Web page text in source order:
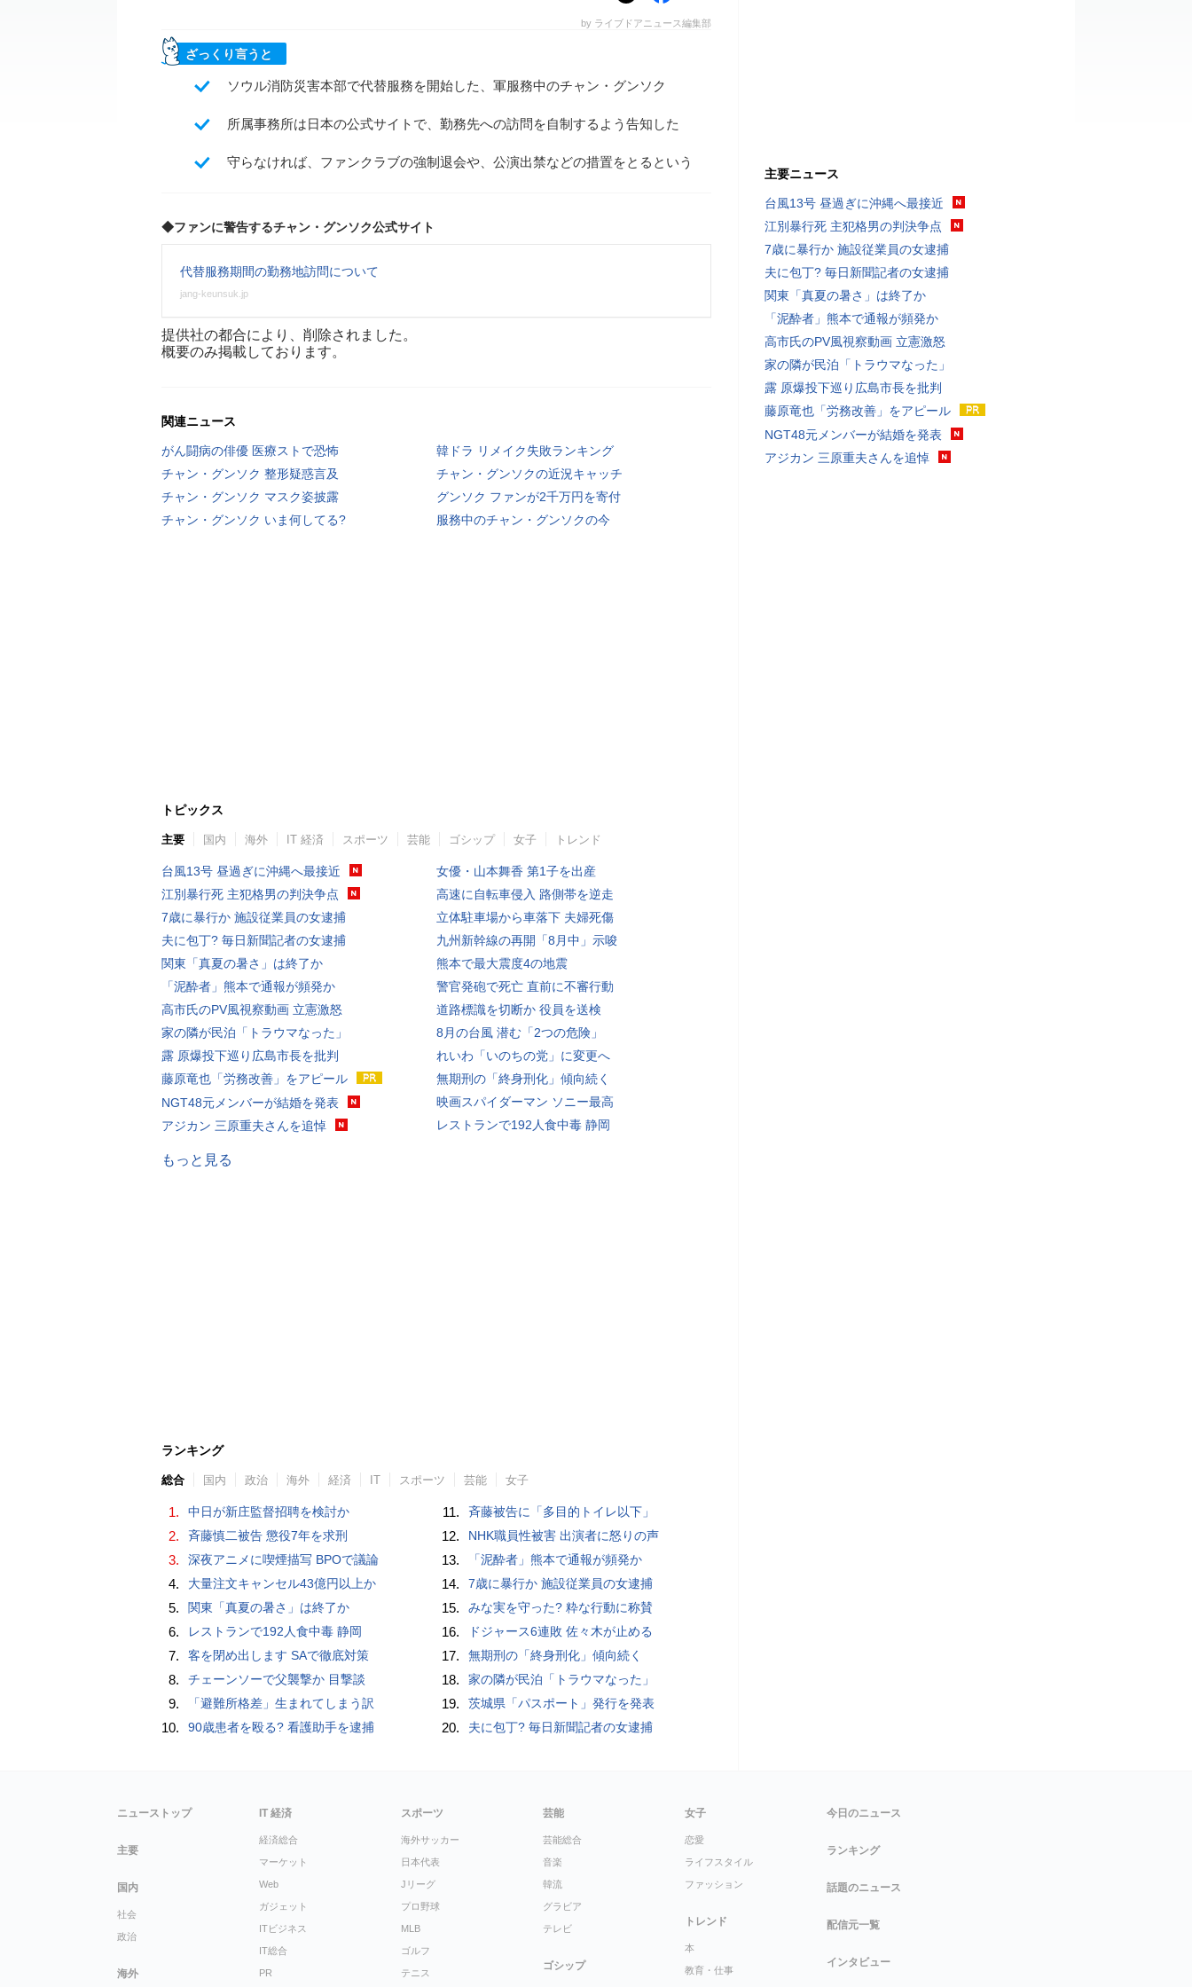
by ライブドアニュース編集部
ざっくり言うと
ソウル消防災害本部で代替服務を開始した、軍服務中のチャン・グンソク
所属事務所は日本の公式サイトで、勤務先への訪問を自制するよう告知した
守らなければ、ファンクラブの強制退会や、公演出禁などの措置をとるという
◆ファンに警告するチャン・グンソク公式サイト
代替服務期間の勤務地訪問について
jang-keunsuk.jp
提供社の都合により、削除されました。
概要のみ掲載しております。
関連ニュース
がん闘病の俳優 医療ストで恐怖
韓ドラ リメイク失敗ランキング
チャン・グンソク 整形疑惑言及
チャン・グンソクの近況キャッチ
チャン・グンソク マスク姿披露
グンソク ファンが2千万円を寄付
チャン・グンソク いま何してる?
服務中のチャン・グンソクの今
トピックス
主要 国内 海外 IT 経済 スポーツ 芸能 ゴシップ 女子 トレンド
台風13号 昼過ぎに沖縄へ最接近
江別暴行死 主犯格男の判決争点
7歳に暴行か 施設従業員の女逮捕
夫に包丁? 毎日新聞記者の女逮捕
関東「真夏の暑さ」は終了か
「泥酔者」熊本で通報が頻発か
高市氏のPV風視察動画 立憲激怒
家の隣が民泊「トラウマなった」
露 原爆投下巡り広島市長を批判
藤原竜也「労務改善」をアピール
NGT48元メンバーが結婚を発表
アジカン 三原重夫さんを追悼
女優・山本舞香 第1子を出産
高速に自転車侵入 路側帯を逆走
立体駐車場から車落下 夫婦死傷
九州新幹線の再開「8月中」示唆
熊本で最大震度4の地震
警官発砲で死亡 直前に不審行動
道路標識を切断か 役員を送検
8月の台風 潜む「2つの危険」
れいわ「いのちの党」に変更へ
無期刑の「終身刑化」傾向続く
映画スパイダーマン ソニー最高
レストランで192人食中毒 静岡
もっと見る
ランキング
総合 国内 政治 海外 経済 IT スポーツ 芸能 女子
1. 中日が新庄監督招聘を検討か
2. 斉藤慎二被告 懲役7年を求刑
3. 深夜アニメに喫煙描写 BPOで議論
4. 大量注文キャンセル43億円以上か
5. 関東「真夏の暑さ」は終了か
6. レストランで192人食中毒 静岡
7. 客を閉め出します SAで徹底対策
8. チェーンソーで父襲撃か 目撃談
9. 「避難所格差」生まれてしまう訳
10. 90歳患者を殴る? 看護助手を逮捕
11. 斉藤被告に「多目的トイレ以下」
12. NHK職員性被害 出演者に怒りの声
13. 「泥酔者」熊本で通報が頻発か
14. 7歳に暴行か 施設従業員の女逮捕
15. みな実を守った? 粋な行動に称賛
16. ドジャース6連敗 佐々木が止める
17. 無期刑の「終身刑化」傾向続く
18. 家の隣が民泊「トラウマなった」
19. 茨城県「パスポート」発行を発表
20. 夫に包丁? 毎日新聞記者の女逮捕
主要ニュース
台風13号 昼過ぎに沖縄へ最接近
江別暴行死 主犯格男の判決争点
7歳に暴行か 施設従業員の女逮捕
夫に包丁? 毎日新聞記者の女逮捕
関東「真夏の暑さ」は終了か
「泥酔者」熊本で通報が頻発か
高市氏のPV風視察動画 立憲激怒
家の隣が民泊「トラウマなった」
露 原爆投下巡り広島市長を批判
藤原竜也「労務改善」をアピール
NGT48元メンバーが結婚を発表
アジカン 三原重夫さんを追悼
ニューストップ
主要
国内
社会
政治
海外
IT 経済
経済総合
マーケット
Web
ガジェット
ITビジネス
IT総合
PR
スポーツ
海外サッカー
日本代表
Jリーグ
プロ野球
MLB
ゴルフ
テニス
芸能
芸能総合
音楽
韓流
グラビア
テレビ
ゴシップ
女子
恋愛
ライフスタイル
ファッション
トレンド
本
教育・仕事
今日のニュース
ランキング
話題のニュース
配信元一覧
インタビュー